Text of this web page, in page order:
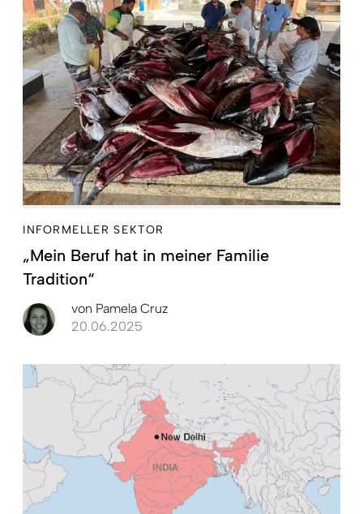
INFORMELLER SEKTOR
„Mein Beruf hat in meiner Familie
Tradition“
von Pamela Cruz
20.06.2025